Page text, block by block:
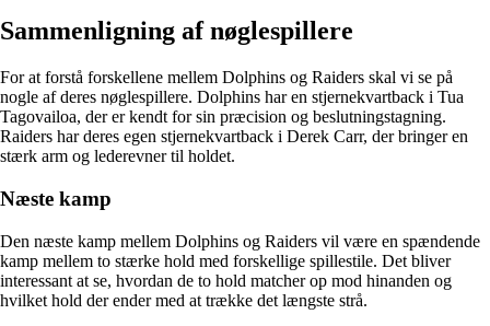
Sammenligning af nøglespillere
For at forstå forskellene mellem Dolphins og Raiders skal vi se på
nogle af deres nøglespillere. Dolphins har en stjernekvartback i Tua
Tagovailoa, der er kendt for sin præcision og beslutningstagning.
Raiders har deres egen stjernekvartback i Derek Carr, der bringer en
stærk arm og lederevner til holdet.
Næste kamp
Den næste kamp mellem Dolphins og Raiders vil være en spændende
kamp mellem to stærke hold med forskellige spillestile. Det bliver
interessant at se, hvordan de to hold matcher op mod hinanden og
hvilket hold der ender med at trække det længste strå.